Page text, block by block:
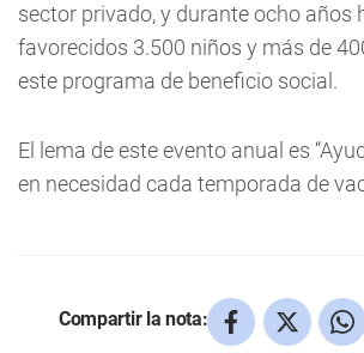
sector privado, y durante ocho años
favorecidos 3.500 niños y más de
este programa de beneficio social.
El lema de este evento anual es
en necesidad cada temporada de
Compartir la nota: